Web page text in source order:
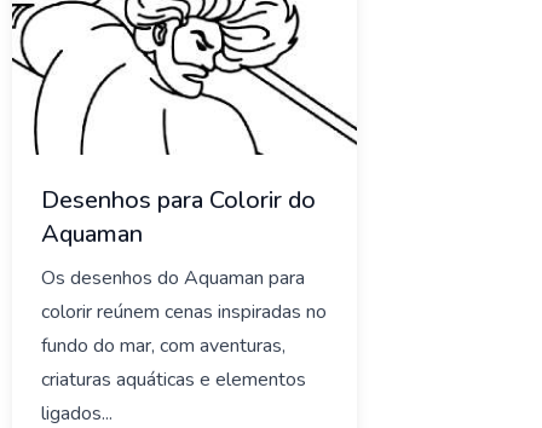
Desenhos para Colorir do
Aquaman
Os desenhos do Aquaman para
colorir reúnem cenas inspiradas no
fundo do mar, com aventuras,
criaturas aquáticas e elementos
ligados...